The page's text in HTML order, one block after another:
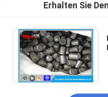
Erhalten Sie